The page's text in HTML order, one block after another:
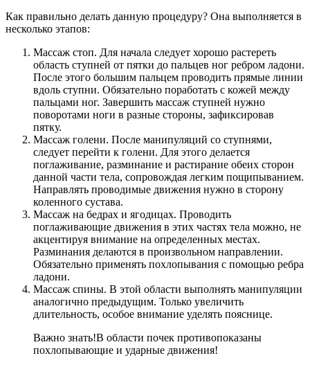
Как правильно делать данную процедуру? Она выполняется в
несколько этапов:
Массаж стоп. Для начала следует хорошо растереть
область ступней от пятки до пальцев ног ребром ладони.
После этого большим пальцем проводить прямые линии
вдоль ступни. Обязательно поработать с кожей между
пальцами ног. Завершить массаж ступней нужно
поворотами ноги в разные стороны, зафиксировав
пятку.
Массаж голени. После манипуляций со ступнями,
следует перейти к голени. Для этого делается
поглаживание, разминание и растирание обеих сторон
данной части тела, сопровождая легким пощипыванием.
Направлять проводимые движения нужно в сторону
коленного сустава.
Массаж на бедрах и ягодицах. Проводить
поглаживающие движения в этих частях тела можно, не
акцентируя внимание на определенных местах.
Разминания делаются в произвольном направлении.
Обязательно применять похлопывания с помощью ребра
ладони.
Массаж спины. В этой области выполнять манипуляции
аналогично предыдущим. Только увеличить
длительность, особое внимание уделять пояснице.
Важно знать!В области почек противопоказаны
похлопывающие и ударные движения!